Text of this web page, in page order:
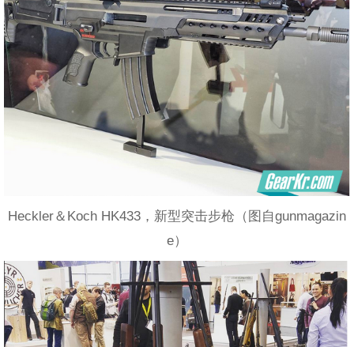
Heckler＆Koch HK433，新型突击步枪（图自gunmagazin
e）